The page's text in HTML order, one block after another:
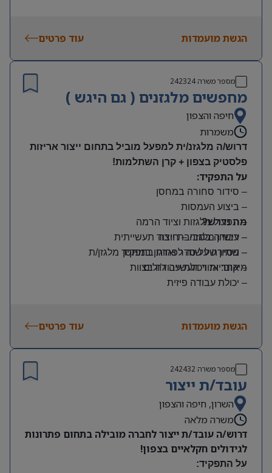
הגשת מועמדות עוד פרטים
מספר משרה242324
מחפשים מלגזנים ( גם היגש )
חיפה והצפון
משמרות
דרוש/ה מלגזנ/ית למפעל מוביל בתחום ייצור אריזות
פלסטיק בצפון + קרן השתלמות!
על התפקיד:
– סידור סחורה במחסן
– ביצוע העמסות
– תפעול מלגזות וציוד הרמה
– עבודה בסביבת ייצור תעשייתית
– שמירה על סדר וארגון במחסן
מה נדרש?
– רישיון מלגזה – חובה
– ניסיון של שנה לפחות בתפקיד מלגזן/ת
– אחריות ויכולת עבודה בצוות
– יכולת עבודה פיזית
משמרות:
שעות נוספות לפי צורך
תנאים:
סיבוס
קרן השתלמות
מיקום: אזור תעשייה ג’וליס
הגשת מועמדות עוד פרטים
מספר משרה 242432
עובד/ת ייצור
השרון, חיפה והצפון
משרה מלאה
דרוש/ה עובד/ת ייצור לחברה מובילה בתחום פתרונות
לגידולים חקלאיים בצפון!
על התפקיד: